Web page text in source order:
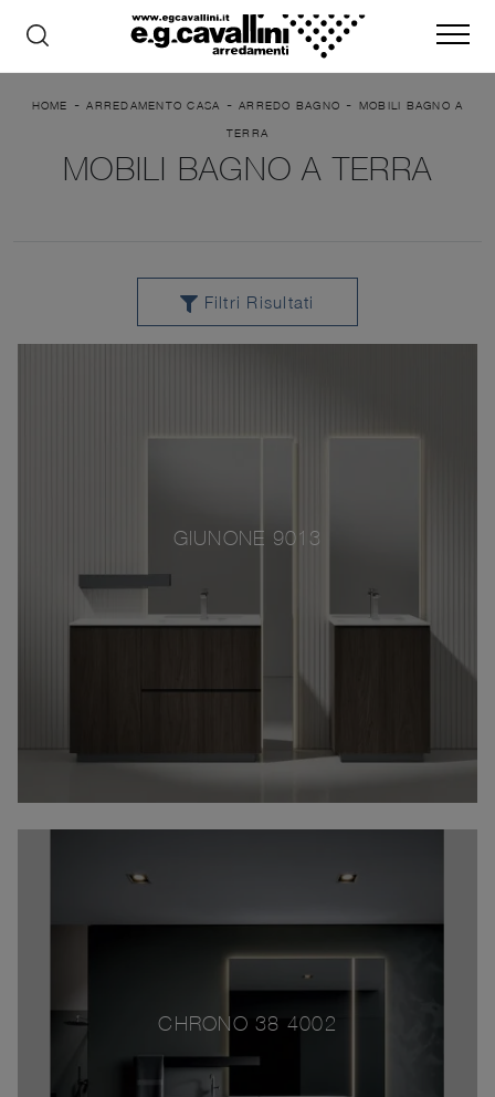
HOME -ARREDAMENTO CASA -ARREDO BAGNO - MOBILI BAGNO A
TERRA
MOBILI BAGNO A TERRA
Filtri Risultati
GIUNONE 9013
CHRONO 38 4002